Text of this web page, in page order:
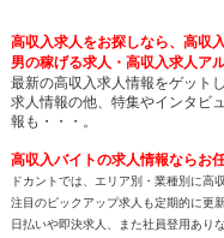
高収入求人をお探しなら、高収
男の稼げる求人・高収入求人ア
最新の高収入求人情報をゲット
求人情報の他、特集やインタビ
報も・・・。
高収入バイトの求人情報ならお
ドカントでは、エリア別・業種別に高
注目のピックアップ求人も定期的に更
日払いや即決求人、また社員登用あり